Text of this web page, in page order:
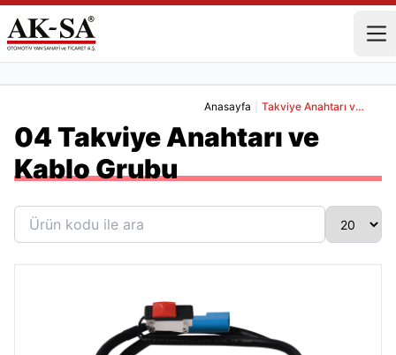
Anasayfa Takviye Anahtarı ve Kablo Grubu
04 Takviye Anahtarı ve
Kablo Grubu